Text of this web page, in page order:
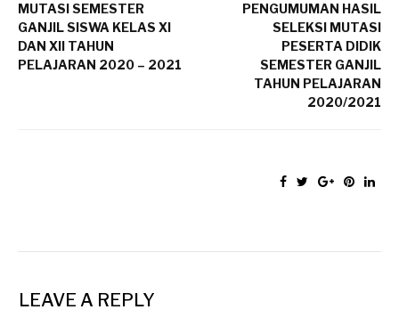
MUTASI SEMESTER
GANJIL SISWA KELAS XI
DAN XII TAHUN
PELAJARAN 2020 – 2021
PENGUMUMAN HASIL
SELEKSI MUTASI
PESERTA DIDIK
SEMESTER GANJIL
TAHUN PELAJARAN
2020/2021
LEAVE A REPLY